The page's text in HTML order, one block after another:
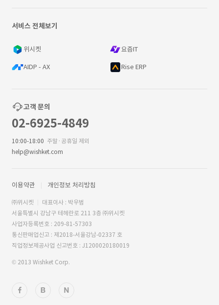
서비스 전체보기
위시켓 요즘IT
AIDP - AX Rise ERP
고객 문의
02-6925-4849
10:00-18:00 주말·공휴일 제외
help@wishket.com
이용약관 개인정보 처리방침
㈜위시켓
대표이사 : 박우범
서울특별시 강남구 테헤란로 211 3층 ㈜위시켓
사업자등록번호 : 209-81-57303
통신판매업신고 : 제2018-서울강남-02337 호
직업정보제공사업 신고번호 : J1200020180019
© 2013 Wishket Corp.